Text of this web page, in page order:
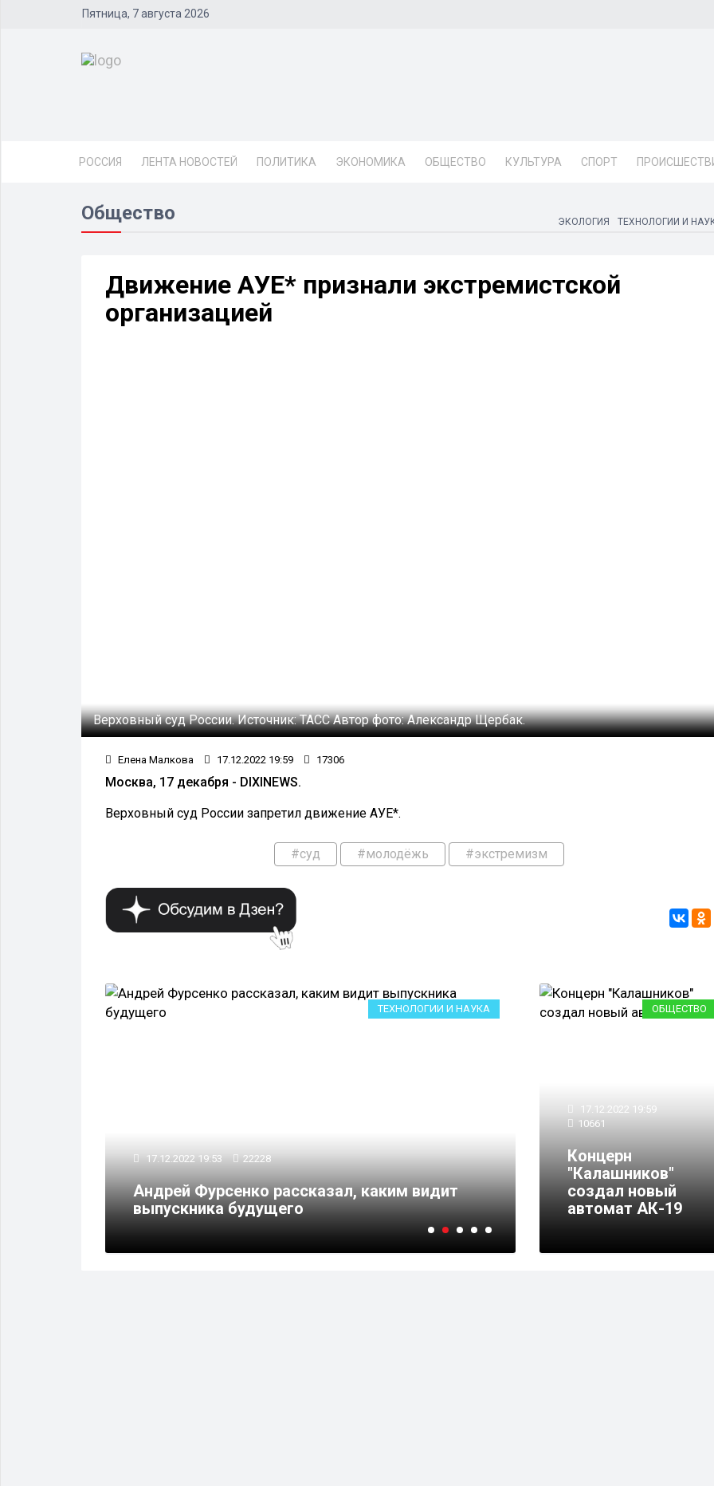
Пятница, 7 августа 2026
РОССИЯ ЛЕНТА НОВОСТЕЙ ПОЛИТИКА ЭКОНОМИКА ОБЩЕСТВО КУЛЬТУРА СПОРТ
Общество ЭКОЛОГИЯ ТЕХНОЛОГИИ И
Движение АУЕ* признали экстремистской
организацией
Верховный суд России.Источник:ТАССАвтор фото:Александр Щербак.
Елена Малкова 17.12.2022 19:59 17306
Москва, 17 декабря - DIXINEWS.
Верховный суд России запретил движение АУЕ*.
#суд #молодёжь #экстремизм
ТЕХНОЛОГИИ И НАУКА
17.12.2022 19:53 22228
Андрей Фурсенко рассказал, каким видит
выпускника будущего
Комитет СФ по
политике
«Подвиг села»
ОБЩЕСТВО
17.12.2022 19:59
10661
Концерн
"Калашников"
создал новый
автомат АК-19